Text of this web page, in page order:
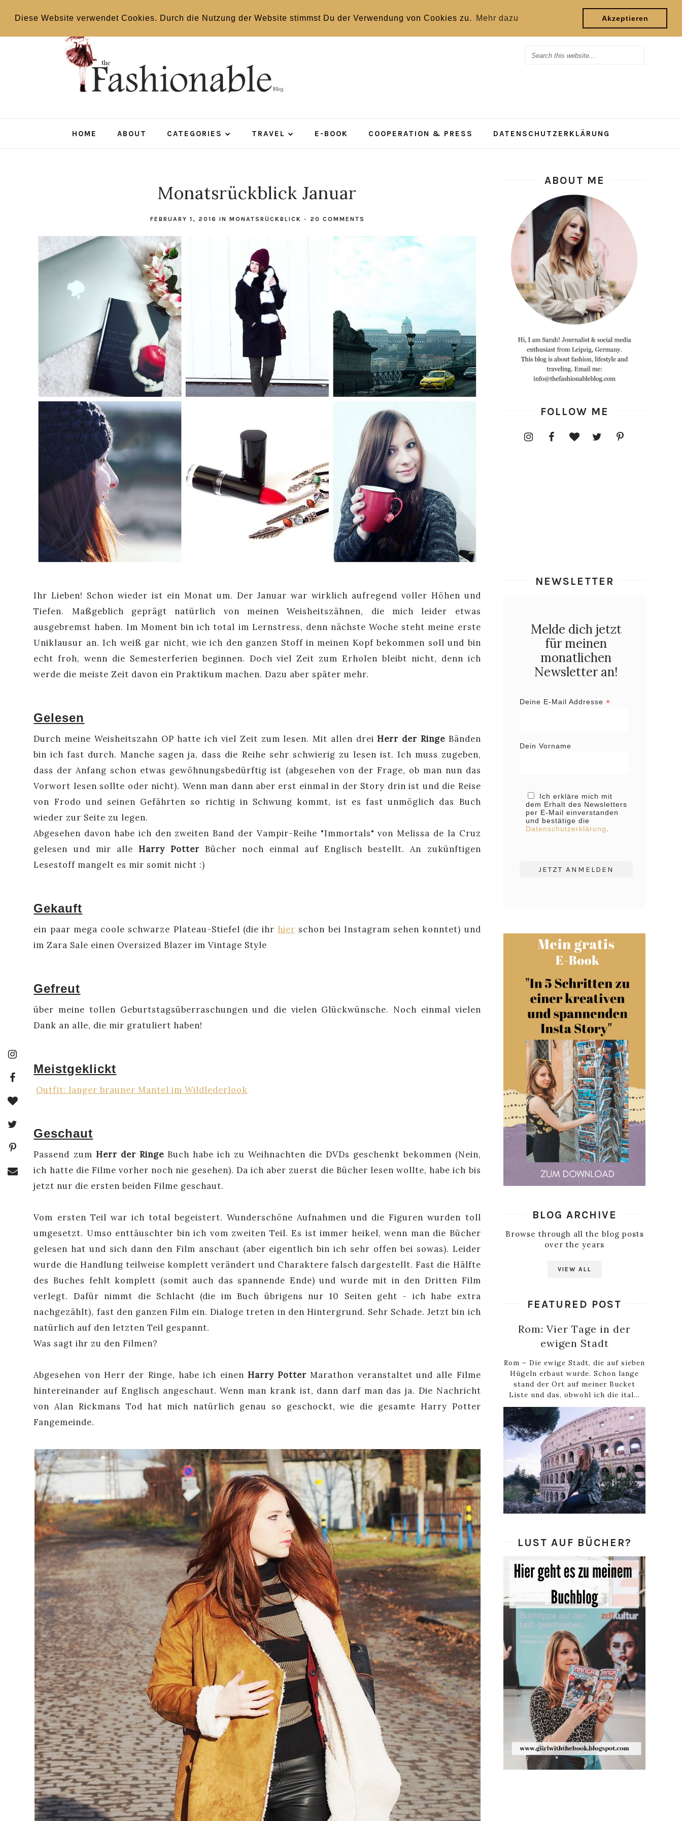
Diese Website verwendet Cookies. Durch die Nutzung der Website stimmst Du der Verwendung von Cookies zu. Mehr dazu Akzeptieren
HOME ABOUT CATEGORIES TRAVEL E-BOOK COOPERATION & PRESS DATENSCHUTZERKLÄRUNG
Monatsrückblick Januar
FEBRUARY 1, 2016 IN MONATSRÜCKBLICK - 20 COMMENTS
Ihr Lieben! Schon wieder ist ein Monat um. Der Januar war wirklich aufregend voller Höhen und
Tiefen. Maßgeblich geprägt natürlich von meinen Weisheitszähnen, die mich leider etwas
ausgebremst haben. Im Moment bin ich total im Lernstress, denn nächste Woche steht meine erste
Uniklausur an. Ich weiß gar nicht, wie ich den ganzen Stoff in meinen Kopf bekommen soll und bin
echt froh, wenn die Semesterferien beginnen. Doch viel Zeit zum Erholen bleibt nicht, denn ich
werde die meiste Zeit davon ein Praktikum machen. Dazu aber später mehr.
Gelesen
Durch meine Weisheitszahn OP hatte ich viel Zeit zum lesen. Mit allen dreiHerr der Ringe Bänden
bin ich fast durch. Manche sagen ja, dass die Reihe sehr schwierig zu lesen ist. Ich muss zugeben,
dass der Anfang schon etwas gewöhnungsbedürftig ist (abgesehen von der Frage, ob man nun das
Vorwort lesen sollte oder nicht). Wenn man dann aber erst einmal in der Story drin ist und die Reise
von Frodo und seinen Gefährten so richtig in Schwung kommt, ist es fast unmöglich das Buch
wieder zur Seite zu legen.
Abgesehen davon habe ich den zweiten Band der Vampir-Reihe "Immortals" von Melissa de la Cruz
gelesen und mir alle Harry PotterBücher noch einmal auf Englisch bestellt. An zukünftigen
Lesestoff mangelt es mir somit nicht :)
Gekauft
ein paar mega coole schwarze Plateau-Stiefel (die ihr hier schon bei Instagram sehen konntet) und
im Zara Sale einen Oversized Blazer im Vintage Style
Gefreut
über meine tollen Geburtstagsüberraschungen und die vielen Glückwünsche. Noch einmal vielen
Dank an alle, die mir gratuliert haben!
Meistgeklickt
Outfit: langer brauner Mantel im Wildlederlook
Geschaut
Passend zum Herr der RingeBuch habe ich zu Weihnachten die DVDs geschenkt bekommen (Nein,
ich hatte die Filme vorher noch nie gesehen). Da ich aber zuerst die Bücher lesen wollte, habe ich bis
jetzt nur die ersten beiden Filme geschaut.
Vom ersten Teil war ich total begeistert. Wunderschöne Aufnahmen und die Figuren wurden toll
umgesetzt. Umso enttäuschter bin ich vom zweiten Teil. Es ist immer heikel, wenn man die Bücher
gelesen hat und sich dann den Film anschaut (aber eigentlich bin ich sehr offen bei sowas). Leider
wurde die Handlung teilweise komplett verändert und Charaktere falsch dargestellt. Fast die Hälfte
des Buches fehlt komplett (somit auch das spannende Ende) und wurde mit in den Dritten Film
verlegt. Dafür nimmt die Schlacht (die im Buch übrigens nur 10 Seiten geht - ich habe extra
nachgezählt), fast den ganzen Film ein. Dialoge treten in den Hintergrund. Sehr Schade. Jetzt bin ich
natürlich auf den letzten Teil gespannt.
Was sagt ihr zu den Filmen?
Abgesehen von Herr der Ringe, habe ich einen Harry Potter Marathon veranstaltet und alle Filme
hintereinander auf Englisch angeschaut. Wenn man krank ist, dann darf man das ja. Die Nachricht
von Alan Rickmans Tod hat mich natürlich genau so geschockt, wie die gesamte Harry Potter
Fangemeinde.
ABOUT ME
FOLLOW ME
NEWSLETTER
Melde dich jetzt
für meinen
monatlichen
Newsletter an!
Deine E-Mail Addresse *
Dein Vorname
Ich erkläre mich mit
dem Erhalt des Newsletters
per E-Mail einverstanden
und bestätige die
Datenschutzerklärung
BLOG ARCHIVE
Browse through all the blog posts
over the years
VIEW ALL
FEATURED POST
Rom: Vier Tage in der
ewigen Stadt
Rom – Die ewige Stadt, die auf sieben
Hügeln erbaut wurde. Schon lange
stand der Ort auf meiner Bucket
Liste und das, obwohl ich die ital...
LUST AUF BÜCHER?